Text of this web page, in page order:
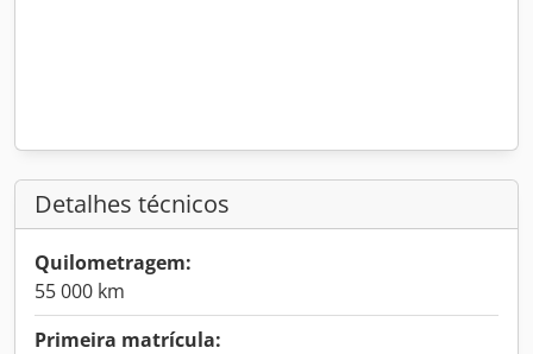
Detalhes técnicos
Quilometragem:
55 000 km
Primeira matrícula: